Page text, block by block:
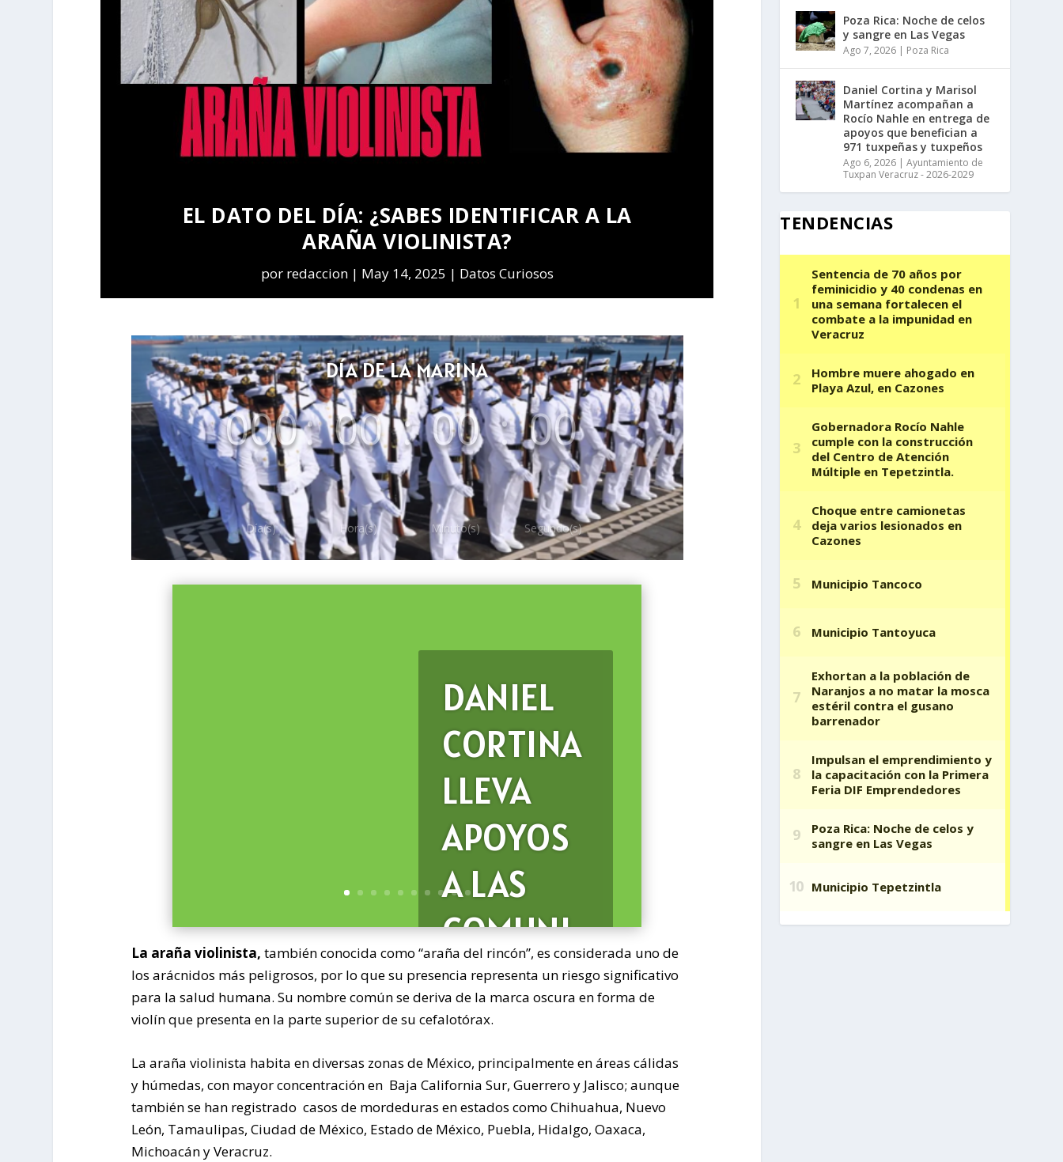
EL DATO DEL DÍA: ¿SABES IDENTIFICAR A LA
ARAÑA VIOLINISTA?
por redaccion May 14, 2025 Datos Curiosos
DÍA DE LA MARINA
000
Día(s)
: 00
Hora(s)
: 00
Minuto(s)
: 00
Segundo(s)
DANIEL
CORTINA
LLEVA
APOYOS
A LAS
COMUNI
DADES
MÁS
ALEJADA
S DE LA
La araña violinista, también conocida como “araña del rincón”, es considerada uno de
los arácnidos más peligrosos, por lo que su presencia representa un riesgo significativo
para la salud humana. Su nombre común se deriva de la marca oscura en forma de
violín que presenta en la parte superior de su cefalotórax.
La araña violinista habita en diversas zonas de México, principalmente en áreas cálidas
y húmedas, con mayor concentración en Baja California Sur, Guerrero y Jalisco; aunque
también se han registrado casos de mordeduras en estados como Chihuahua, Nuevo
León, Tamaulipas, Ciudad de México, Estado de México, Puebla, Hidalgo, Oaxaca,
Michoacán y Veracruz.
Poza Rica: Noche de celos
y sangre en Las Vegas
Ago 7, 2026 | Poza Rica
Daniel Cortina y Marisol
Martínez acompañan a
Rocío Nahle en entrega de
apoyos que benefician a
971 tuxpeñas y tuxpeños
Ago 6, 2026 |Ayuntamiento de
Tuxpan Veracruz - 2026-2029
TENDENCIAS